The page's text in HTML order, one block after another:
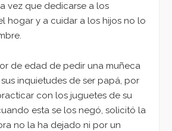
vez que dedicarse a los
hogar y a cuidar a los hijos no lo
de edad de pedir una muñeca
inquietudes de ser papá, por
con los juguetes de su
esta se los negó, solicitó la
no la ha dejado ni por un